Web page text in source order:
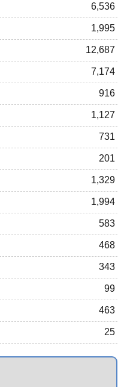
6,536
1,995
12,687
7,174
916
1,127
731
201
1,329
1,994
583
468
343
99
463
25